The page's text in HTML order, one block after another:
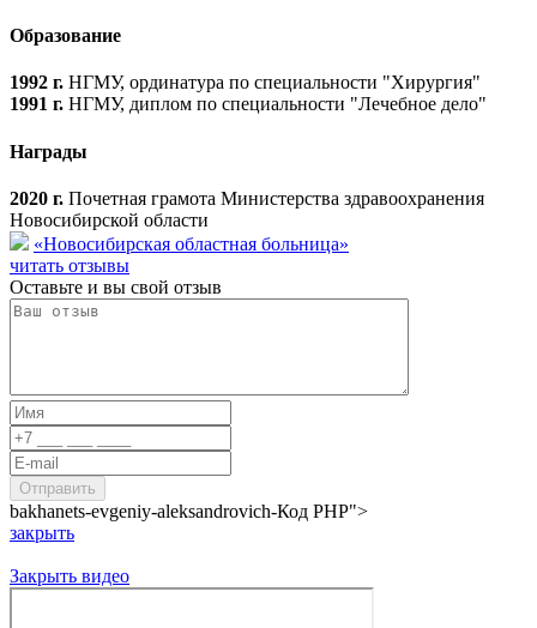
Образование
1992 г. НГМУ, ординатура по специальности "Хирургия"
1991 г. НГМУ, диплом по специальности "Лечебное дело"
Награды
2020 г. Почетная грамота Министерства здравоохранения
Новосибирской области
«Новосибирская областная больница»
читать отзывы
Оставьте и вы свой отзыв
bakhanets-evgeniy-aleksandrovich-Код PHP">
закрыть
Закрыть видео